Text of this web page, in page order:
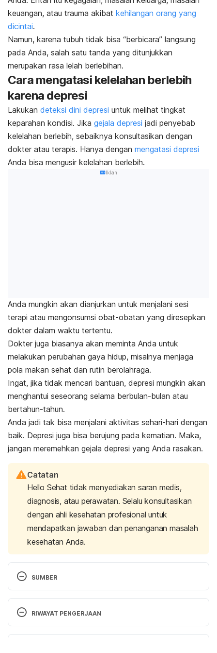
keuangan, atau trauma akibat kehilangan orang yang
dicintai.
Namun, karena tubuh tidak bisa “berbicara” langsung
pada Anda, salah satu tanda yang ditunjukkan
merupakan rasa lelah berlebihan.
Cara mengatasi kelelahan berlebih
karena depresi
Lakukan deteksi dini depresi untuk melihat tingkat
keparahan kondisi. Jika gejala depresi jadi penyebab
kelelahan berlebih, sebaiknya konsultasikan dengan
dokter atau terapis. Hanya dengan mengatasi depresi
Anda bisa mengusir kelelahan berlebih.
Iklan
Anda mungkin akan dianjurkan untuk menjalani sesi
terapi atau mengonsumsi obat-obatan yang diresepkan
dokter dalam waktu tertentu.
Dokter juga biasanya akan meminta Anda untuk
melakukan perubahan gaya hidup, misalnya menjaga
pola makan sehat dan rutin berolahraga.
Ingat, jika tidak mencari bantuan, depresi mungkin akan
menghantui seseorang selama berbulan-bulan atau
bertahun-tahun.
Anda jadi tak bisa menjalani aktivitas sehari-hari dengan
baik. Depresi juga bisa berujung pada kematian. Maka,
jangan meremehkan gejala depresi yang Anda rasakan.
Catatan
Hello Sehat tidak menyediakan saran medis,
diagnosis, atau perawatan. Selalu konsultasikan
dengan ahli kesehatan profesional untuk
mendapatkan jawaban dan penanganan masalah
kesehatan Anda.
SUMBER
Depression and Fatigue: A Vicious Cycle.
http://www.healthline.com/health/depression/fatigu
e Diakses pada 20 Maret 2017.
RIWAYAT PENGERJAAN